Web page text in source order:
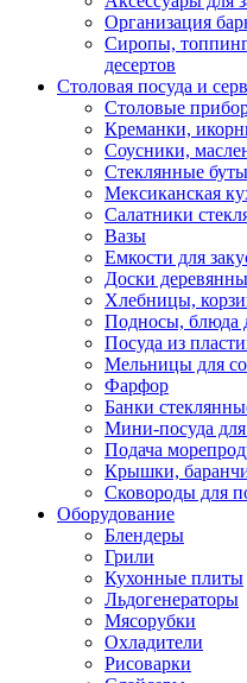
Организация
Сиропы,
десертов
Столовая посуда и
Столовые
Креманки,
Соусники,
Стеклянные
Мексиканская
Салатники
Вазы
Емкости для
Доски
Хлебницы,
Подносы, блюда
Посуда из
Мельницы для
Фарфор
Банки
Мини-посуда
Подача
Крышки,
Сковороды для
Оборудование
Блендеры
Грили
Кухонные плиты
Льдогенераторы
Мясорубки
Охладители
Рисоварки